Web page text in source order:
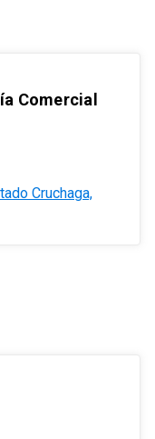
Comercial
Cruchaga,